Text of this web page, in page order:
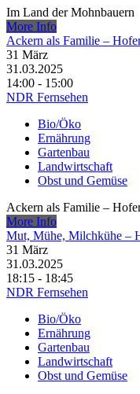
Im Land der Mohnbauern
More Info
Ackern als Familie –
31 März
31.03.2025
14:00 - 15:00
NDR Fernsehen
Bio/Öko
Ernährung
Gartenbau
Landwirtschaft
Obst und Gemüse
Ackern als Familie –
More Info
Mut, Mühe, Milchkühe –
31 März
31.03.2025
18:15 - 18:45
NDR Fernsehen
Bio/Öko
Ernährung
Gartenbau
Landwirtschaft
Obst und Gemüse